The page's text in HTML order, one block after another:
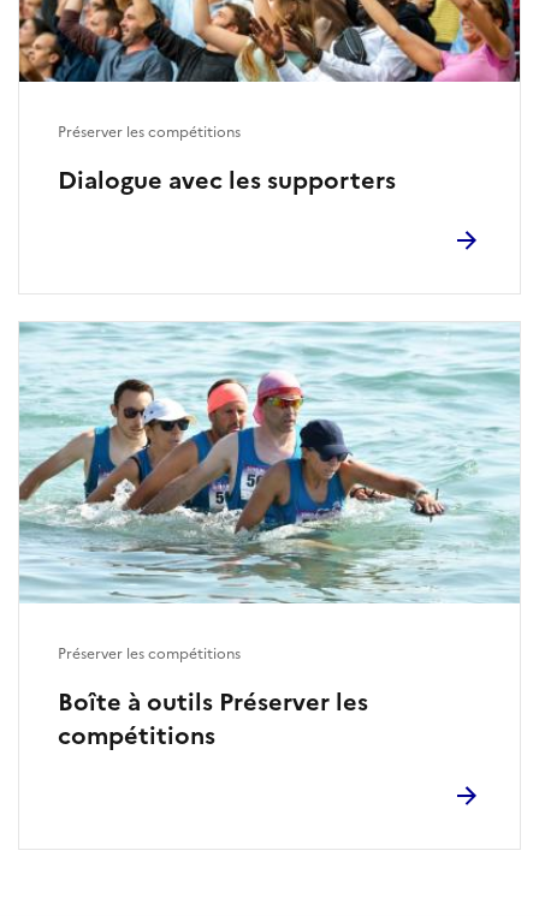
Dialogue avec les supporters
Préserver les compétitions
Boîte à outils Préserver les
compétitions
Préserver les compétitions